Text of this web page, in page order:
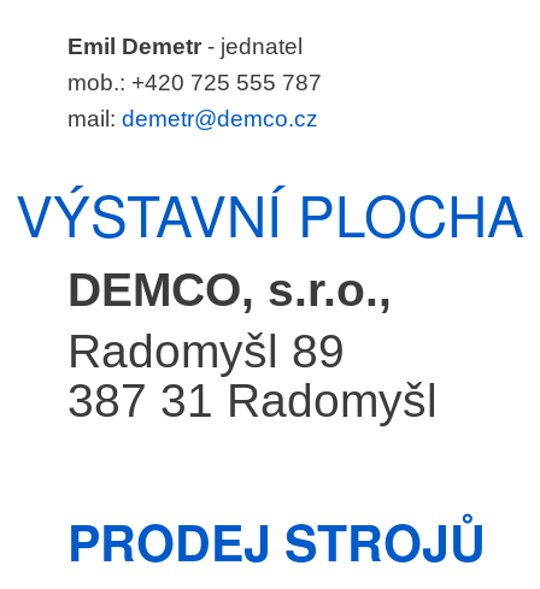
Emil Demetr - jednatel
mob.: +420 725 555 787
mail: demetr@demco.cz
VÝSTAVNÍ PLOCHA
DEMCO, s.r.o.,
Radomyšl 89
387 31 Radomyšl
PRODEJ STROJŮ